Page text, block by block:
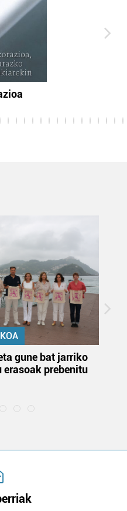
gune bat jarriko
erasoak prebenitu